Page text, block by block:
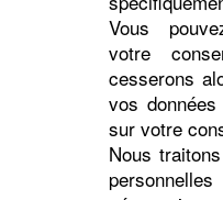
Vous
votre
cesserons
vos
sur votre
Nous